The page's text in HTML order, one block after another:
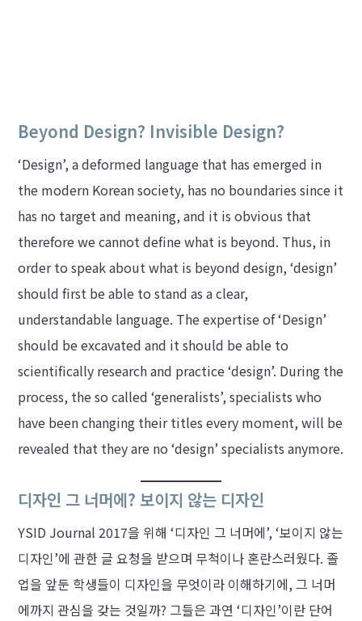
Beyond Design? Invisible Design?
‘Design’, a deformed language that has emerged in
the modern Korean society, has no boundaries since it
has no target and meaning, and it is obvious that
therefore we cannot define what is beyond. Thus, in
order to speak about what is beyond design, ‘design’
should first be able to stand as a clear,
understandable language. The expertise of ‘Design’
should be excavated and it should be able to
scientifically research and practice ‘design’. During the
process, the so called ‘generalists’, specialists who
have been changing their titles every moment, will be
revealed that they are no ‘design’ specialists anymore.
디자인 그 너머에? 보이지 않는 디자인
YSID Journal 2017을 위해 ‘디자인 그 너머에’, ‘보이지 않는
디자인’에 관한 글 요청을 받으며 무척이나 혼란스러웠다. 졸
업을 앞둔 학생들이 디자인을 무엇이라 이해하기에, 그 너머
에까지 관심을 갖는 것일까? 그들은 과연 ‘디자인’이란 단어